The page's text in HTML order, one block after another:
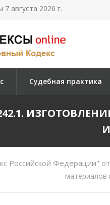
августа 2026 г.
Судебная практика
Российской Федерации"
материалов